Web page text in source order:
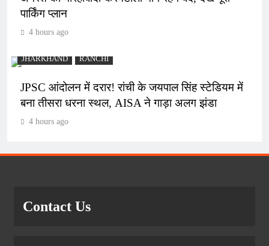
पार्किंग प्लान
4 hours ago
JHARKHAND RANCHI
JPSC आंदोलन में दरार! रांची के जयपाल सिंह स्टेडियम में
बना तीसरा धरना स्थल, AISA ने गाड़ा अलग झंडा
4 hours ago
Contact Us